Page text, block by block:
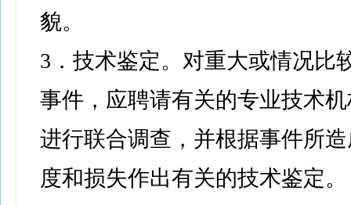
貌。
3．技术鉴定。对重大或情况比
事件，应聘请有关的专业技术
进行联合调查，并根据事件所
度和损失作出有关的技术鉴定。